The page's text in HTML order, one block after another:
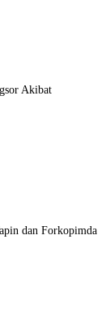
Akibat
dan Forkopimda